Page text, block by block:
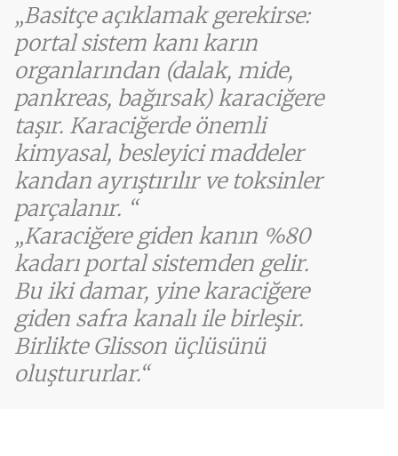
Basitçe açıklamak gerekirse:
portal sistem kanı karın
organlarından (dalak, mide,
pankreas, bağırsak) karaciğere
taşır. Karaciğerde önemli
kimyasal, besleyici maddeler
kandan ayrıştırılır ve toksinler
parçalanır.
Karaciğere giden kanın %80
kadarı portal sistemden gelir.
Bu iki damar, yine karaciğere
giden safra kanalı ile birleşir.
Birlikte Glisson üçlüsünü
oluştururlar.